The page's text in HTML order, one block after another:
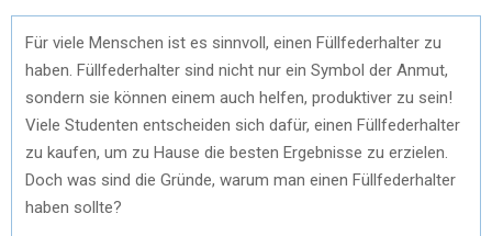
Für viele Menschen ist es sinnvoll, einen Füllfederhalter zu
haben. Füllfederhalter sind nicht nur ein Symbol der Anmut,
sondern sie können einem auch helfen, produktiver zu sein!
Viele Studenten entscheiden sich dafür, einen Füllfederhalter
zu kaufen, um zu Hause die besten Ergebnisse zu erzielen.
Doch was sind die Gründe, warum man einen Füllfederhalter
haben sollte?